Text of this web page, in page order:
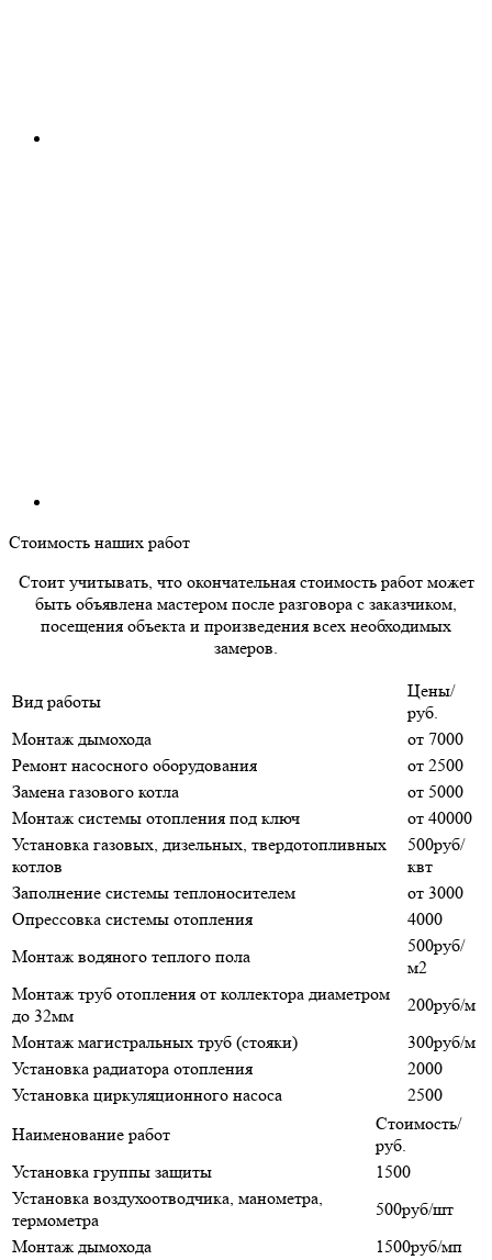
Стоимость наших работ
Стоит учитывать, что окончательная стоимость работ может
быть объявлена мастером после разговора с заказчиком,
посещения объекта и произведения всех необходимых
замеров.
Вид работы
Цены/
руб.
Монтаж дымохода
от 7000
Ремонт насосного оборудования
от 2500
Замена газового котла
от 5000
Монтаж системы отопления под ключ
от 40000
Установка газовых, дизельных, твердотопливных
котлов
500руб/
квт
Заполнение системы теплоносителем
от 3000
Опрессовка системы отопления
4000
Монтаж водяного теплого пола
500руб/
м2
Монтаж труб отопления от коллектора диаметром
до 32мм
200руб/м
Монтаж магистральных труб (стояки)
300руб/м
Установка радиатора отопления
2000
Установка циркуляционного насоса
2500
Наименование работ
Стоимость/
руб.
Установка группы защиты
1500
Установка воздухоотводчика, манометра,
термометра
500руб/шт
Монтаж дымохода
1500руб/мп